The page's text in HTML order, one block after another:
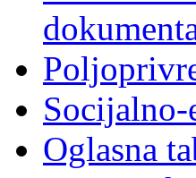
Socijalno-
Oglasna